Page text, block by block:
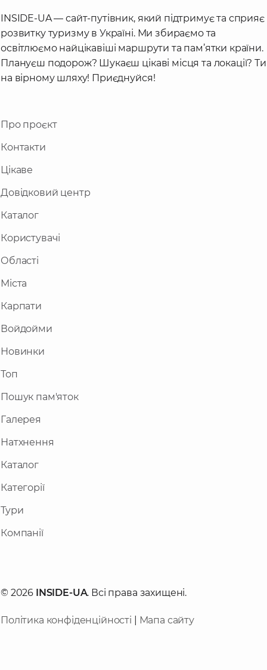
INSIDE-UA — сайт-путівник, який підтримує та сприяє
розвитку туризму в Україні. Ми збираємо та
освітлюємо найцікавіші маршрути та пам’ятки країни.
Плануєш подорож? Шукаєш цікаві місця та локації? Ти
на вірному шляху! Приєднуйся!
Про проєкт
Контакти
Цікаве
Довідковий центр
Каталог
Користувачі
Області
Міста
Карпати
Войдойми
Новинки
Топ
Пошук пам'яток
Галерея
Натхнення
Каталог
Категорії
Тури
Компанії
© 2026 INSIDE-UA. Всі права захищені.
Політика конфіденційності Мапа сайту